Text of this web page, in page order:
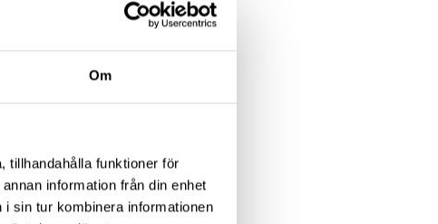
Om
tillhandahålla funktioner för
information från din enhet
sin tur kombinera informationen
av